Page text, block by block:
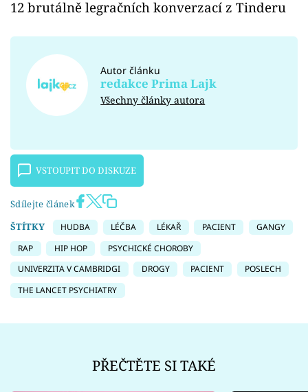
12 brutálně legračních konverzací z Tinderu
Autor článku
redakce Prima Lajk
Všechny články autora
VSTOUPIT DO DISKUZE
Sdílejte článek
ŠTÍTKY
HUDBA LÉČBA LÉKAŘ PACIENT
GANGY
RAP
HIP HOP
PSYCHICKÉ CHOROBY
UNIVERZITA V CAMBRIDGI
DROGY PACIENT
POSLECH
THE LANCET PSYCHIATRY
PŘEČTĚTE SI TAKÉ